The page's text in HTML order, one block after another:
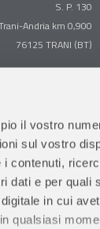
il vostro
sul vostro
contenuti,
dati e per quali
in cui
qualsiasi
S. P. 130
Andria km 0,900
Infanzia: 0883
494858
al pubblico